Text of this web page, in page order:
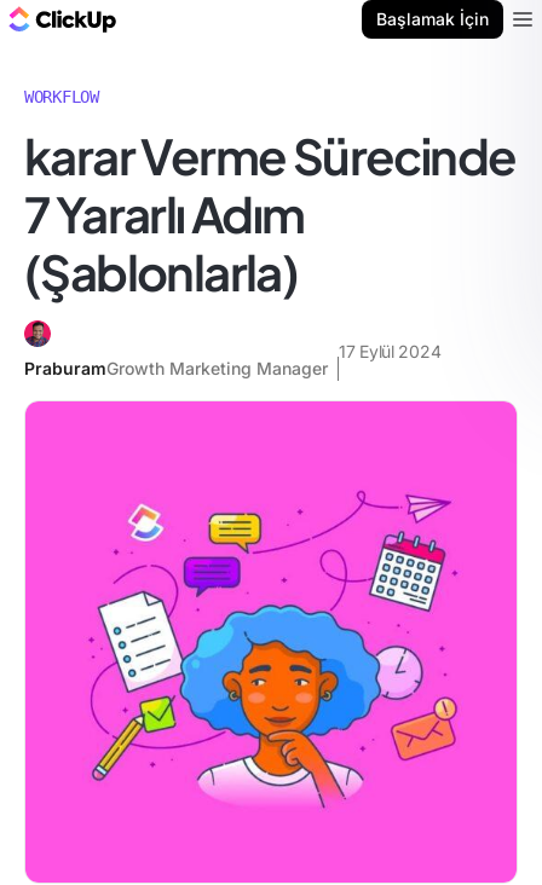
Başlamak İçin
WORKFLOW
karar Verme Sürecinde
7 Yararlı Adım
(Şablonlarla)
PraburamGrowth Marketing Manager
17 Eylül 2024